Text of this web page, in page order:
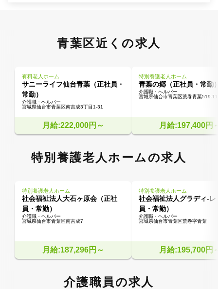
青葉区近くの求人
有料老人ホーム
サニーライフ仙台青葉（正社員・
常勤）
介護職・ヘルパー
宮城県仙台市青葉区南吉成3丁目1-31
月給:222,000円～
特別養護老人ホーム
青葉の郷（正社員・常勤
介護職・ヘルパー
宮城県仙台市青葉区荒巻青葉519-
月給:197,400円
特別養護老人ホームの求人
特別養護老人ホーム
社会福祉法人大石ヶ原会（正社
員・常勤）
介護職・ヘルパー
宮城県仙台市青葉区南吉成7
月給:187,296円～
特別養護老人ホーム
社会福祉法人グラディ-レ
員・常勤）
介護職・ヘルパー
宮城県仙台市青葉区荒巻字青葉
月給:195,700円
介護職員の求人